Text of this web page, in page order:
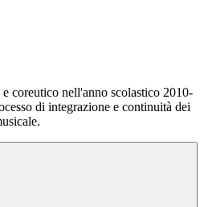
coreutico nell'anno scolastico 2010-
di integrazione e continuità dei